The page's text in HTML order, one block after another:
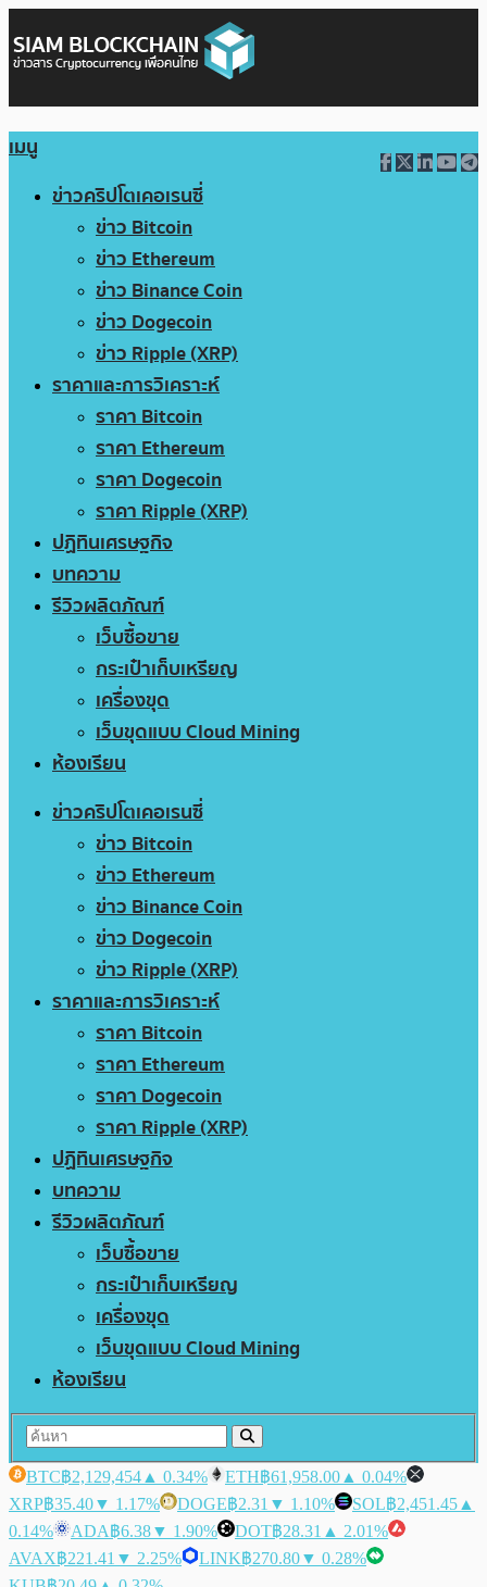
เมนู
ข่าวคริปโตเคอเรนซี่
ข่าว Bitcoin
ข่าว Ethereum
ข่าว Binance Coin
ข่าว Dogecoin
ข่าว Ripple (XRP)
ราคาและการวิเคราะห์
ราคา Bitcoin
ราคา Ethereum
ราคา Dogecoin
ราคา Ripple (XRP)
ปฏิทินเศรษฐกิจ
บทความ
รีวิวผลิตภัณฑ์
เว็บซื้อขาย
กระเป๋าเก็บเหรียญ
เครื่องขุด
เว็บขุดแบบ Cloud Mining
ห้องเรียน
ข่าวคริปโตเคอเรนซี่
ข่าว Bitcoin
ข่าว Ethereum
ข่าว Binance Coin
ข่าว Dogecoin
ข่าว Ripple (XRP)
ราคาและการวิเคราะห์
ราคา Bitcoin
ราคา Ethereum
ราคา Dogecoin
ราคา Ripple (XRP)
ปฏิทินเศรษฐกิจ
บทความ
รีวิวผลิตภัณฑ์
เว็บซื้อขาย
กระเป๋าเก็บเหรียญ
เครื่องขุด
เว็บขุดแบบ Cloud Mining
ห้องเรียน
BTC฿2,129,454 ▲ 0.34% ETH฿61,958.00 ▲ 0.04%
XRP฿35.40▼ 1.17% DOGE฿2.31 ▼ 1.10% SOL฿2,451.45 ▲
0.14%
ADA฿6.38▼ 1.90% DOT฿28.31 ▲ 2.01%
AVAX฿221.41 ▼ 2.25% LINK฿270.80▼ 0.28%